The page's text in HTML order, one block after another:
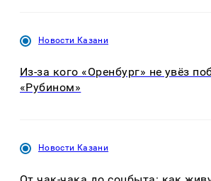
Новости Казани
Из-за кого «Оренбург» не увёз
«Рубином»
Новости Казани